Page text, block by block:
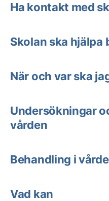
Ha kontakt med
Skolan ska hjälpa
När och var ska
Undersökningar
vården
Behandling i
Vad kan